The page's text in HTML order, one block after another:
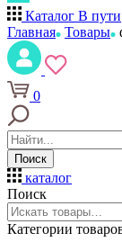
Каталог В пути
Главная Товары
0
Поиск
каталог
Поиск
Категории